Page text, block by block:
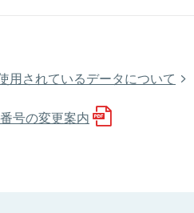
用されているデータについて
号の変更案内